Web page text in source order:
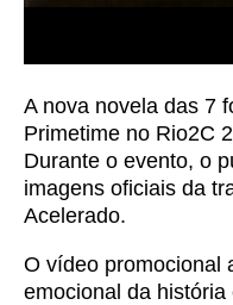
A nova novela das 7
Primetime no Rio2C
Durante o evento, o
imagens oficiais da
Acelerado.
O vídeo promocional
emocional da